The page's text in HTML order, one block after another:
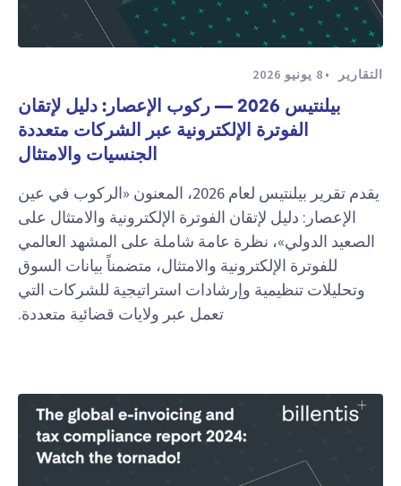
التقارير 8 يونيو 2026
بيلنتيس 2026 — ركوب الإعصار: دليل لإتقان
الفوترة الإلكترونية عبر الشركات متعددة
الجنسيات والامتثال
يقدم تقرير بيلنتيس لعام 2026، المعنون «الركوب في عين
الإعصار: دليل لإتقان الفوترة الإلكترونية والامتثال على
الصعيد الدولي»، نظرة عامة شاملة على المشهد العالمي
للفوترة الإلكترونية والامتثال، متضمناً بيانات السوق
وتحليلات تنظيمية وإرشادات استراتيجية للشركات التي
تعمل عبر ولايات قضائية متعددة.